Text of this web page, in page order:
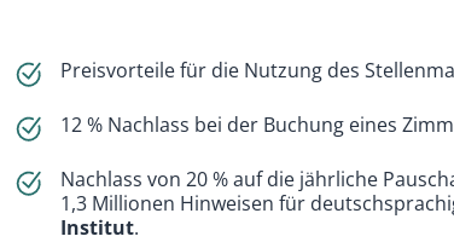
Preisvorteile für die Nutzung des
12 % Nachlass bei der Buchung eines
Nachlass von 20 % auf die jährliche
1,3 Millionen Hinweisen für
Institut.